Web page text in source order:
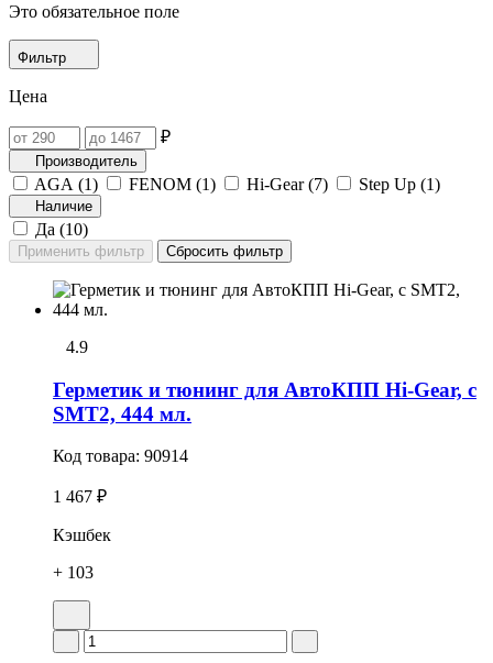
Это обязательное поле
Фильтр
Цена
₽
Производитель
AGA (1) FENOM (1) Hi-Gear (7) Step Up (1)
Наличие
Да (10)
4.9
Герметик и тюнинг для АвтоКПП Hi-Gear, с
SMT2, 444 мл.
Код товара: 90914
1 467 ₽
Кэшбек
+ 103